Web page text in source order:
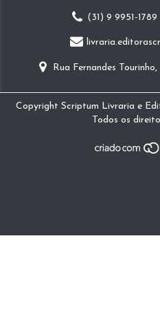
(31) 9 9951-
Rua Fernandes
Copyright Scriptum Livraria e
Todos os